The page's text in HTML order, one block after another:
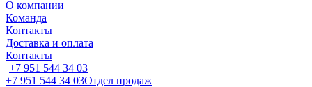
О компании
Команда
Контакты
Доставка и оплата
Контакты
+7 951 544 34 03
+7 951 544 34 03Отдел продаж